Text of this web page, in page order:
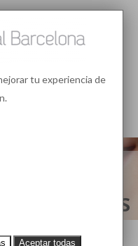
UNA
EN
tu experiencia de
Aceptar todas